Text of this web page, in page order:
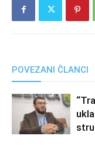
POVEZANI ČLANCI